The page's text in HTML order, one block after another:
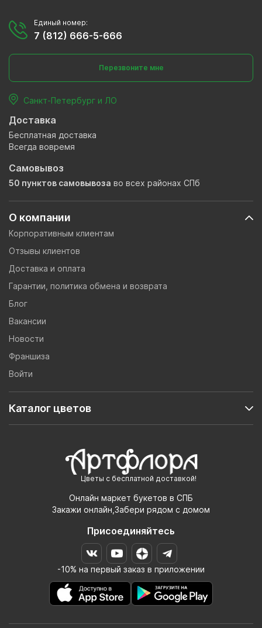
Цветы с бесплатной доставкой!
Онлайн маркет букетов в СПБ
Закажи онлайн,Забери рядом с домом
Присоединяйтесь
-10% на первый заказ в приложении
О компании
Корпоративным клиентам
Отзывы клиентов
Доставка и оплата
Гарантии, политика обмена и возврата
Блог
Вакансии
Новости
Франшиза
Войти
Каталог цветов
Единый номер:
7 (812) 666-5-666
Перезвоните мне
Санкт-Петербург и ЛО
Доставка
Бесплатная доставка
Всегда вовремя
Самовывоз
50 пунктов самовывоза во всех районах СПб